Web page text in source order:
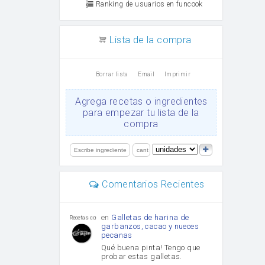
Ranking de usuarios en funcook
Lista de la compra
Borrar lista Email Imprimir
Agrega recetas o ingredientes
para empezar tu lista de la
compra
Comentarios Recientes
Recetas con sazon
en Galletas de harina de
garbanzos, cacao y nueces
pecanas
Qué buena pinta! Tengo que
probar estas galletas.